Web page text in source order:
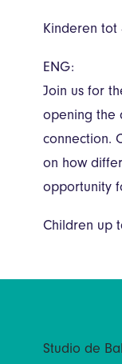
Kinderen
ENG:
Join us for
opening the
connection.
on how
opportunity
Children up
Studio de